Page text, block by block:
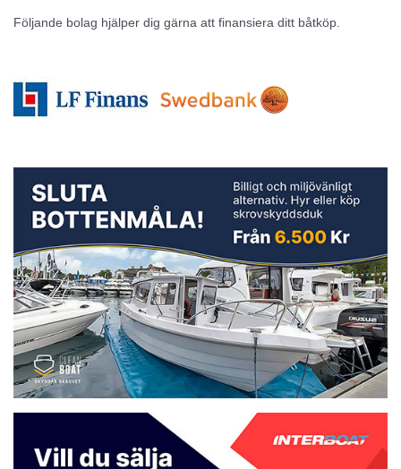
Följande bolag hjälper dig gärna att finansiera ditt båtköp.